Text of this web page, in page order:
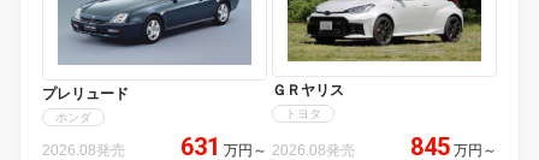
プレリュード
ホンダ
2026.08発売 631 万円 ～
ＧＲヤリス
トヨタ
2026.08発売 845 万円 ～